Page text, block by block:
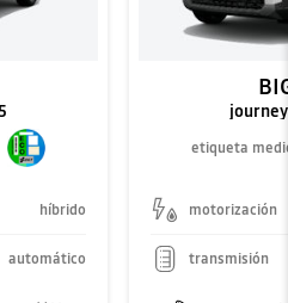
híbrido
automático
etiqueta
motorización
transmisión